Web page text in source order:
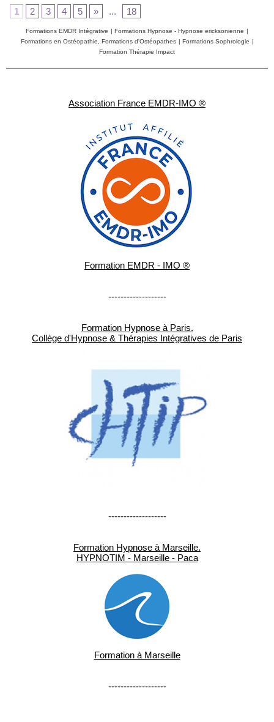
Association France EMDR-IMO ®
Formation EMDR - IMO ®
-------------------
Formation Hypnose à Paris.
Collège d'Hypnose & Thérapies Intégratives de Paris
-------------------
Formation Hypnose à Marseille.
HYPNOTIM - Marseille - Paca
Formation à Marseille
-------------------
1
2 3 4 5 » ... 18
Formations EMDR Intégrative Formations Hypnose - Hypnose ericksonienne
Formations en Ostéopathie, Formations d'Ostéopathes
Formations Sophrologie
Formation Thérapie Impact